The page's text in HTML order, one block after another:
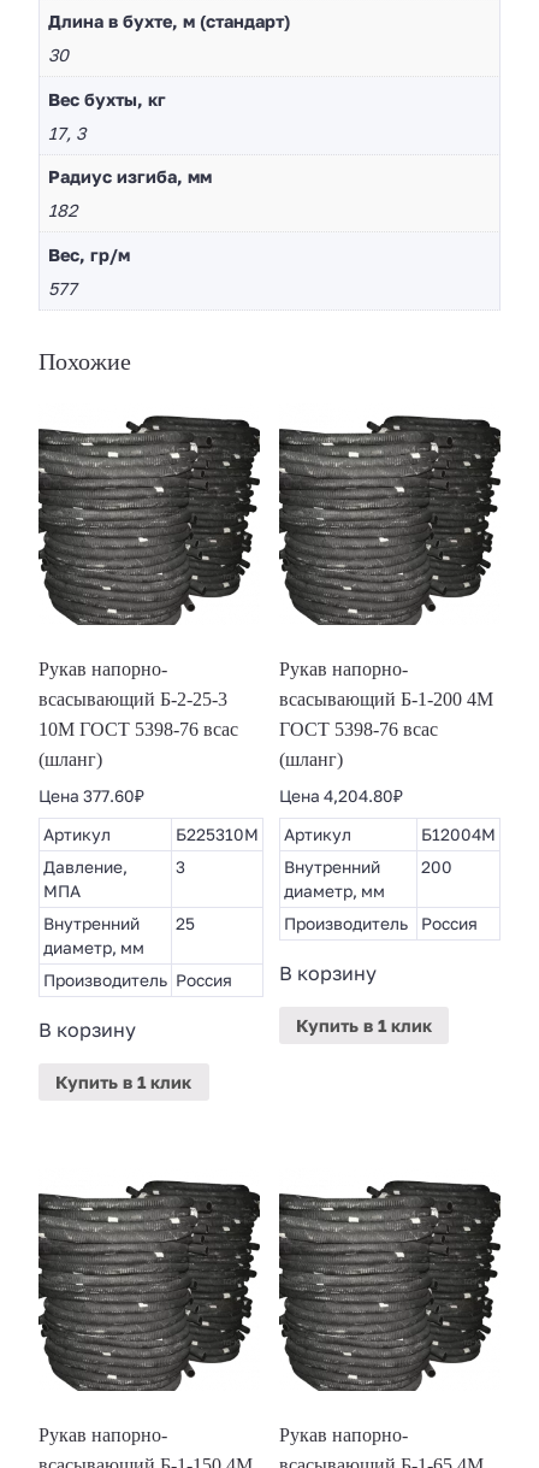
Длина в бухте, м (стандарт)
30
Вес бухты, кг
17, 3
Радиус изгиба, мм
182
Вес, гр/м
577
Похожие
Рукав напорно-
всасывающий Б-2-25-3
10М ГОСТ 5398-76 всас
(шланг)
Цена 377.60₽
Артикул
Б225310М
Давление,
МПА
3
Внутренний
диаметр, мм
25
Производитель Россия
В корзину
Купить в 1 клик
Рукав напорно-
всасывающий Б-1-200 4М
ГОСТ 5398-76 всас
(шланг)
Цена 4,204.80₽
Артикул
Б12004М
Внутренний
диаметр, мм
200
Производитель Россия
В корзину
Купить в 1 клик
Рукав напорно-
Рукав напорно-